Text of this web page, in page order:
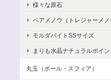
様々な原石
ペアメノウ（トレジャーメノ
モルダバイトSSサイズ
まりも水晶ナチュラルポイン
丸玉（ボール・スフィア）